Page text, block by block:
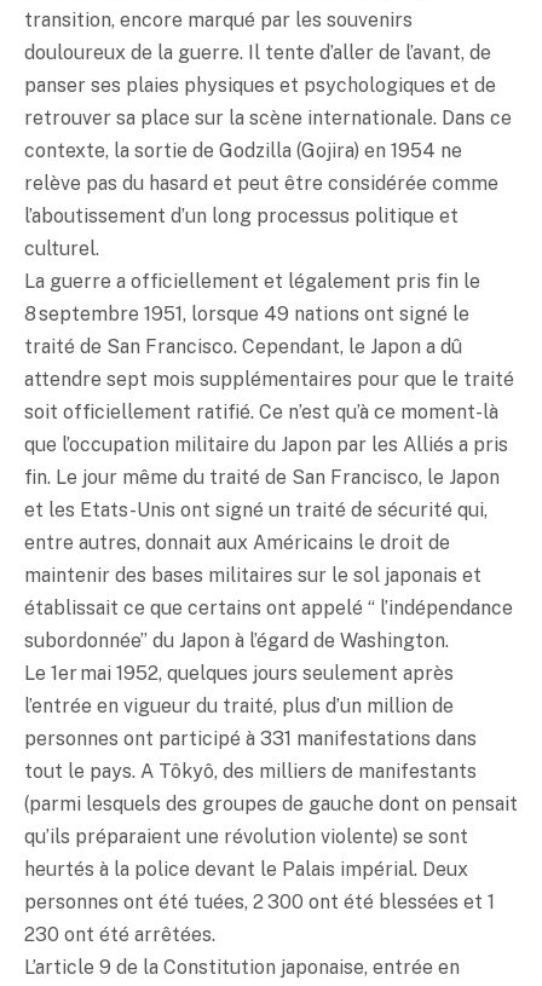
transition, encore marqué par les souvenirs
douloureux de la guerre. Il tente d’aller de l’avant, de
panser ses plaies physiques et psychologiques et de
retrouver sa place sur la scène internationale. Dans ce
contexte, la sortie de Godzilla (Gojira) en 1954 ne
relève pas du hasard et peut être considérée comme
l’aboutissement d’un long processus politique et
culturel.
La guerre a officiellement et légalement pris fin le
8 septembre 1951, lorsque 49 nations ont signé le
traité de San Francisco. Cependant, le Japon a dû
attendre sept mois supplémentaires pour que le traité
soit officiellement ratifié. Ce n’est qu’à ce moment-là
que l’occupation militaire du Japon par les Alliés a pris
fin. Le jour même du traité de San Francisco, le Japon
et les Etats-Unis ont signé un traité de sécurité qui,
entre autres, donnait aux Américains le droit de
maintenir des bases militaires sur le sol japonais et
établissait ce que certains ont appelé “ l’indépendance
subordonnée” du Japon à l’égard de Washington.
Le 1er mai 1952, quelques jours seulement après
l’entrée en vigueur du traité, plus d’un million de
personnes ont participé à 331 manifestations dans
tout le pays. A Tôkyô, des milliers de manifestants
(parmi lesquels des groupes de gauche dont on pensait
qu’ils préparaient une révolution violente) se sont
heurtés à la police devant le Palais impérial. Deux
personnes ont été tuées, 2 300 ont été blessées et 1
230 ont été arrêtées.
L’article 9 de la Constitution japonaise, entrée en